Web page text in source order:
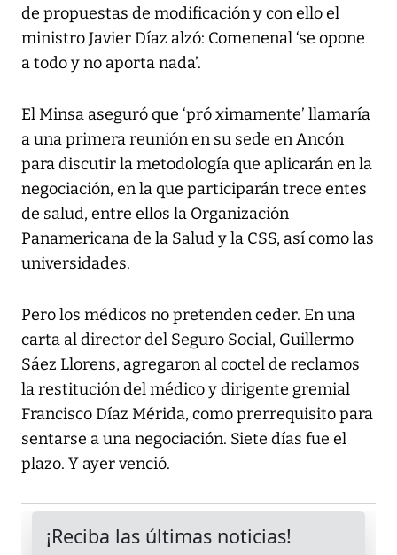
de propuestas de modificación y con ello el
ministro Javier Díaz alzó: Comenenal ‘se opone
a todo y no aporta nada’.
El Minsa aseguró que ‘pró ximamente’ llamaría
a una primera reunión en su sede en Ancón
para discutir la metodología que aplicarán en la
negociación, en la que participarán trece entes
de salud, entre ellos la Organización
Panamericana de la Salud y la CSS, así como las
universidades.
Pero los médicos no pretenden ceder. En una
carta al director del Seguro Social, Guillermo
Sáez Llorens, agregaron al coctel de reclamos
la restitución del médico y dirigente gremial
Francisco Díaz Mérida, como prerrequisito para
sentarse a una negociación. Siete días fue el
plazo. Y ayer venció.